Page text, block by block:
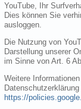
YouTube, Ihr
Dies können Sie
ausloggen.
Die Nutzung von
Darstellung unserer
im Sinne von Art. 6
Weitere
https://